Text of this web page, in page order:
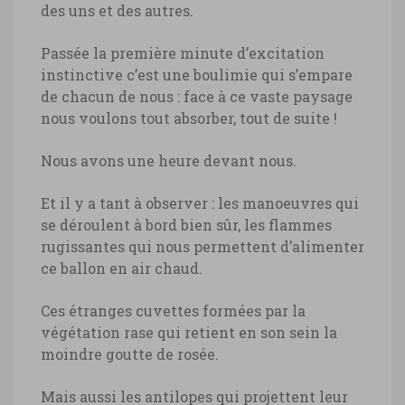
dessus du désert du Namib © Marie-
des uns et des autres.
Passée la première minute d’excitation
instinctive c’est une boulimie qui s’empare
de chacun de nous : face à ce vaste paysage
nous voulons tout absorber, tout de suite !
Nous avons une heure devant nous.
Et il y a tant à observer : les manoeuvres qui
se déroulent à bord bien sûr, les flammes
rugissantes qui nous permettent d’alimenter
ce ballon en air chaud.
Ces étranges cuvettes formées par la
végétation rase qui retient en son sein la
moindre goutte de rosée.
Mais aussi les antilopes qui projettent leur